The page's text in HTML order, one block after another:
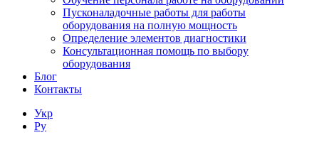
Пусконаладочные работы для работы
оборудования на полную мощность
Определение элементов диагностики
Консультационная помощь по выбору
оборудования
Блог
Контакты
Укр
Ру